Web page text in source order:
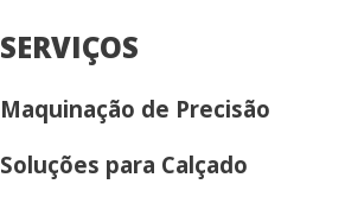
SERVIÇOS
Maquinação de Precisão
Soluções para Calçado